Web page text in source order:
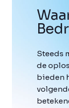
Steeds
de
bieden